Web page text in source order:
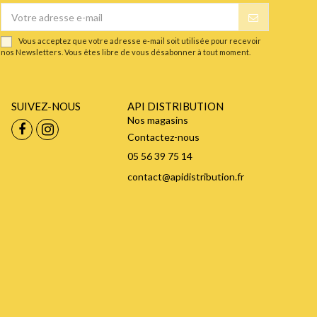
Vous acceptez que votre adresse e-mail soit utilisée pour recevoir
nos Newsletters. Vous êtes libre de vous désabonner à tout moment.
SUIVEZ-NOUS API DISTRIBUTION
Nos magasins
Contactez-nous
05 56 39 75 14
contact@apidistribution.fr